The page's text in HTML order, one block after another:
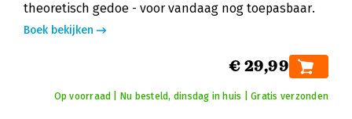
theoretisch gedoe - voor vandaag nog toepasbaar.
Boek bekijken
€ 29,99
Op voorraad | Nu besteld, dinsdag in huis | Gratis verzonden